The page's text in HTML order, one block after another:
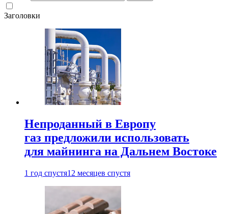
Заголовки
Непроданный в Европу
газ предложили использовать
для майнинга на Дальнем Востоке
1 год спустя12 месяцев спустя